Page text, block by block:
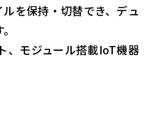
を保持・切替でき、デュ
、モジュール搭載IoT機器